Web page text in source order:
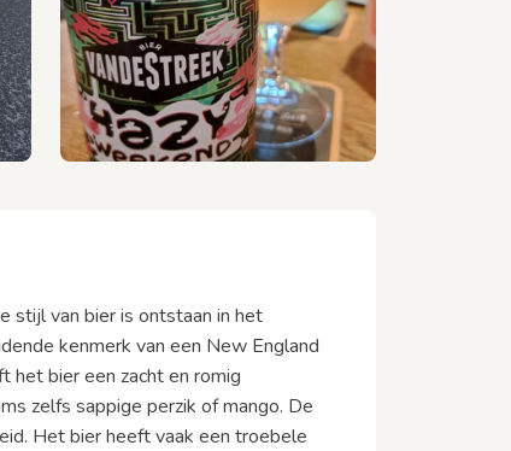
stijl van bier is ontstaan in het
kenmerk van een New England
het bier een zacht en romig
zelfs sappige perzik of mango. De
Het bier heeft vaak een troebele